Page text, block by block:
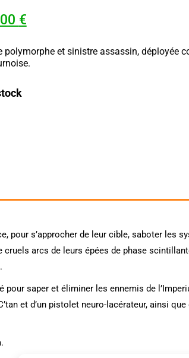
€
polymorphe et sinistre assassin, déployée
pour s’approcher de leur cible, saboter les
arcs de leurs épées de phase
saper et éliminer les ennemis de
et d’un pistolet neuro-lacérateur, ainsi que